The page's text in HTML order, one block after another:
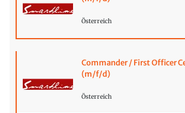
Österreich
Commander / First Officer
(m/f/d)
Österreich